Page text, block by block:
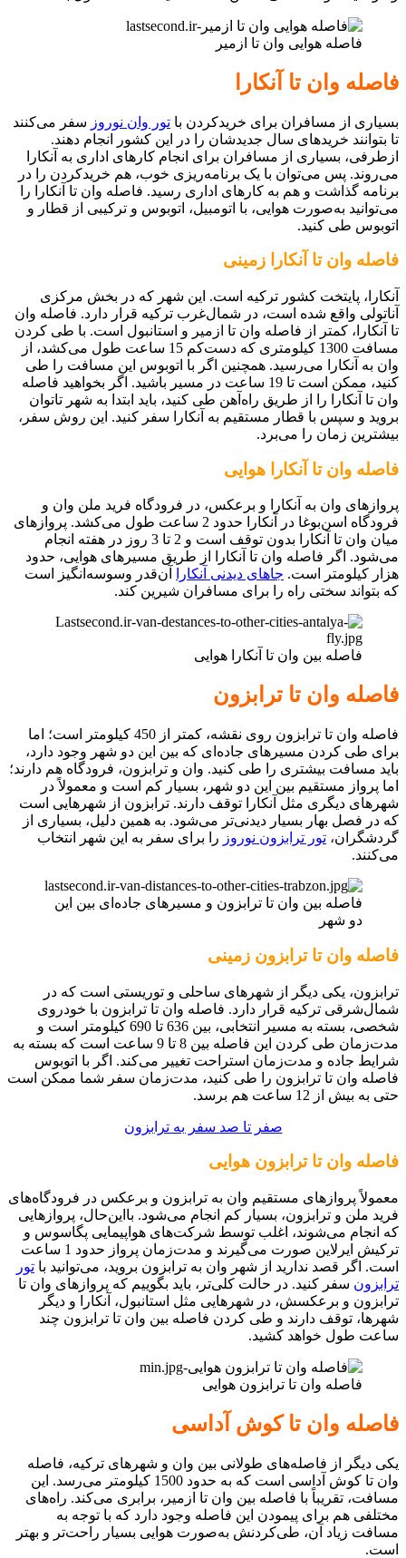
فاصله هوایی وان تا ازمیر
فاصله وان تا آنکارا
بسیاری از مسافران برای خریدکردن با تور وان نوروز سفر می‌کنند
تا بتوانند خریدهای سال جدیدشان را در این کشور انجام دهند.
ازطرفی، بسیاری از مسافران برای انجام کارهای اداری به آنکارا
می‌روند. پس می‌توان با یک برنامه‌ریزی خوب، هم خریدکردن را در
برنامه گذاشت و هم به کارهای اداری رسید. فاصله وان تا آنکارا را
می‌توانید به‌صورت هوایی، با اتومبیل، اتوبوس و ترکیبی از قطار و
اتوبوس طی کنید.
فاصله وان تا آنکارا زمینی
آنکارا، پایتخت کشور ترکیه است. این شهر که در بخش مرکزی
آناتولی واقع شده است، در شمال‌غرب ترکیه قرار دارد. فاصله وان
تا آنکارا، کمتر از فاصله وان تا ازمیر و استانبول است. با طی کردن
مسافت 1300 کیلومتری که دست‌کم 15 ساعت طول می‌کشد، از
وان به آنکارا می‌رسید. همچنین اگر با اتوبوس این مسافت را طی
کنید، ممکن است تا 19 ساعت در مسیر باشید. اگر بخواهید فاصله
وان تا آنکارا را از طریق راه‌آهن طی کنید، باید ابتدا به شهر تاتوان
بروید و سپس با قطار مستقیم به آنکارا سفر کنید. این روش سفر،
بیشترین زمان را می‌برد.
فاصله وان تا آنکارا هوایی
پروازهای وان به آنکارا و برعکس، در فرودگاه‌ فرید ملن وان و
فرودگاه اسن‌بوغا در آنکارا حدود 2 ساعت طول می‌کشد. پروازهای
میان وان تا آنکارا بدون توقف است و 2 تا 3 روز در هفته انجام
می‌شود. اگر فاصله وان تا آنکارا از طریق مسیرهای هوایی، حدود
هزار کیلومتر است. جاهای دیدنی آنکارا
آن‌قدر وسوسه‌انگیز است
که بتواند سختی راه را برای مسافران شیرین کند.
فاصله بین وان تا آنکارا هوایی
فاصله وان تا ترابزون
فاصله وان تا ترابزون روی نقشه، کمتر از 450 کیلومتر است؛ اما
برای طی کردن مسیرهای جاده‌ای که بین این دو شهر وجود دارد،
باید مسافت بیشتری را طی کنید. وان و ترابزون، فرودگاه هم دارند؛
اما پرواز مستقیم بین این دو شهر، بسیار کم است و معمولاً در
شهرهای دیگری مثل آنکارا توقف دارند. ترابزون از شهرهایی است
که در فصل بهار بسیار دیدنی‌تر می‌شود. به همین دلیل، بسیاری از
گردشگران، تور ترابزون نوروز را برای سفر به این شهر انتخاب
می‌کنند.
فاصله بین وان تا ترابزون و مسیرهای جاده‌ای بین این
دو شهر
فاصله وان تا ترابزون زمینی
ترابزون، یکی دیگر از شهرهای ساحلی و توریستی است که در
شمال‌شرقی ترکیه قرار دارد. فاصله وان تا ترابزون با خودروی
شخصی، بسته به مسیر انتخابی، بین 636 تا 690 کیلومتر است و
مدت‌زمان طی کردن این فاصله بین 8 تا 9 ساعت است که بسته به
شرایط جاده و مدت‌زمان استراحت تغییر می‌کند. اگر با اتوبوس
فاصله وان تا ترابزون را طی کنید، مدت‌زمان سفر شما ممکن است
حتی به بیش از 12 ساعت هم برسد.
صفر تا صد سفر به ترابزون
فاصله وان تا ترابزون هوایی
معمولاً پروازهای مستقیم وان به ترابزون و برعکس در فرودگاه‌های
فرید ملن و ترابزون، بسیار کم انجام می‌شود. بااین‌حال، پروازهایی
که انجام می‌شوند، اغلب توسط شرکت‌های هواپیمایی پگاسوس و
ترکیش ایرلاین صورت می‌گیرند و مدت‌زمان پرواز حدود 1 ساعت
است. اگر قصد ندارید از شهر وان به ترابزون بروید، می‌توانید با تور
ترابزون سفر کنید. در حالت کلی‌تر، باید بگوییم که پروازهای وان تا
ترابزون و برعکسش، در شهرهایی مثل استانبول، آنکارا و دیگر
شهرها، توقف دارند و طی کردن فاصله بین وان تا ترابزون چند
ساعت طول خواهد کشید.
فاصله وان تا ترابزون هوایی
فاصله وان تا کوش آداسی
یکی دیگر از فاصله‌های طولانی بین وان و شهرهای ترکیه، فاصله
وان تا کوش آداسی است که به حدود 1500 کیلومتر می‌رسد. این
مسافت، تقریباً با فاصله بین وان تا ازمیر، برابری می‌کند. راه‌های
مختلفی هم برای پیمودن این فاصله وجود دارد که با توجه به
مسافت زیاد آن، طی‌کردنش به‌صورت هوایی بسیار راحت‌تر و بهتر
است.